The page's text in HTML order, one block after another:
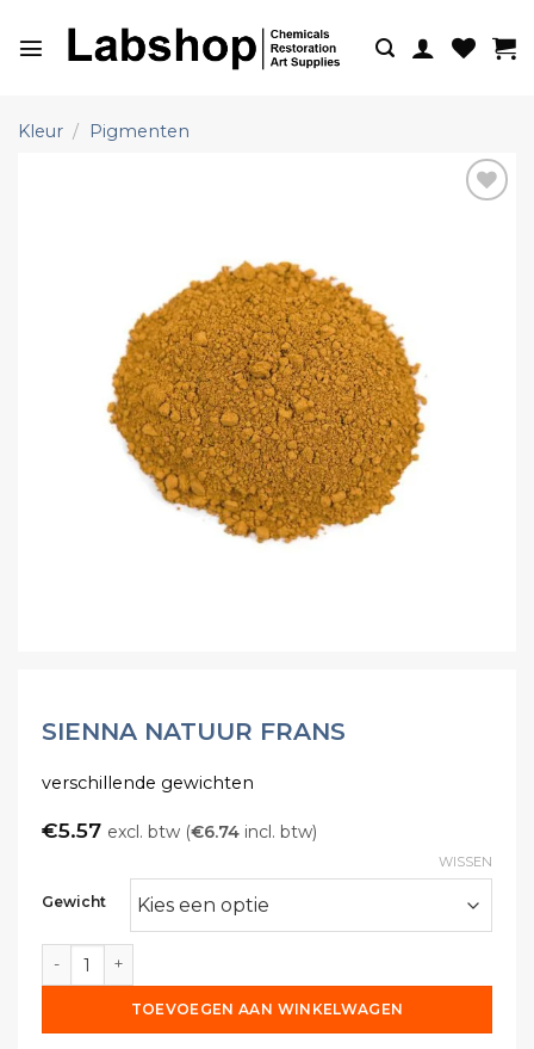
naar
Kleur / Pigmenten
SIENNA NATUUR FRANS
verschillende gewichten
€5.57 excl. btw (€6.74 incl. btw)
Gewicht
WISSEN
Sienna natuur Frans aantal
TOEVOEGEN AAN WINKELWAGEN